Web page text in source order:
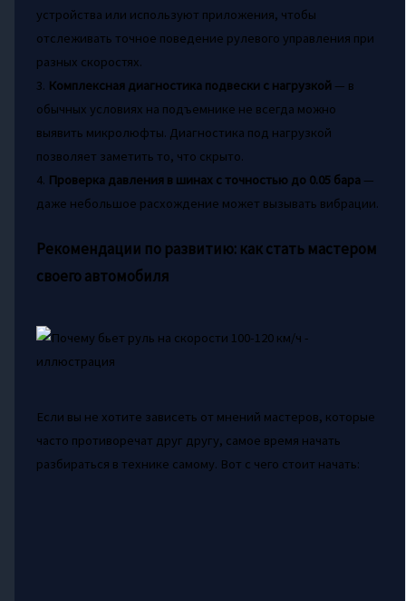
устройства или используют приложения, чтобы
отслеживать точное поведение рулевого управления при
разных скоростях.
3. Комплексная диагностика подвески с нагрузкой— в
обычных условиях на подъемнике не всегда можно
выявить микролюфты. Диагностика под нагрузкой
позволяет заметить то, что скрыто.
4. Проверка давления в шинах с точностью до 0.05 бара—
даже небольшое расхождение может вызывать вибрации.
Рекомендации по развитию: как стать мастером
своего автомобиля
Если вы не хотите зависеть от мнений мастеров, которые
часто противоречат друг другу, самое время начать
разбираться в технике самому. Вот с чего стоит начать: